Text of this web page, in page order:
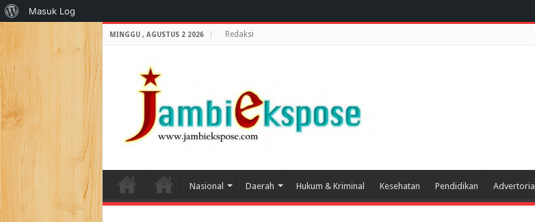
MINGGU , AGUSTUS 2 2026 Redaksi
Nasional Daerah Hukum & Kriminal Kesehatan Pendidikan Advertorial
Tentang
WordPress
Masuk Log